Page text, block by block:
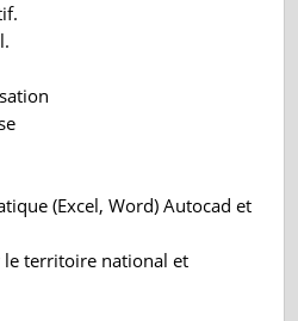
(Excel, Word) Autocad et
le territoire national et